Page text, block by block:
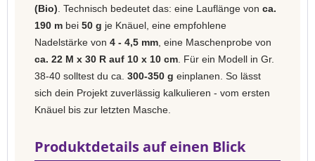
(Bio) . Technisch bedeutet das: eine Lauflänge von ca.
190 m bei 50 g je Knäuel, eine empfohlene
Nadelstärke von 4 - 4,5 mm , eine Maschenprobe von
ca. 22 M x 30 R auf 10 x 10 cm . Für ein Modell in Gr.
38-40 solltest du ca. 300-350 g einplanen. So lässt
sich dein Projekt zuverlässig kalkulieren - vom ersten
Knäuel bis zur letzten Masche.
Produktdetails auf einen Blick